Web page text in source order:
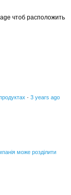
чтоб расположить
· 3 years ago
може розділити